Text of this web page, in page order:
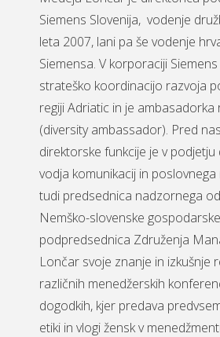
Siemens Slovenija, vodenje
leta 2007, lani pa še vodenje
Siemensa. V korporaciji
strateško koordinacijo razvoja
regiji Adriatic in je
(diversity ambassador). Pred
direktorske funkcije je v
vodja komunikacij in poslovnega
tudi predsednica nadzornega
Nemško-slovenske
podpredsednica Združenja
Lončar svoje znanje in izkušnje
različnih menedžerskih
dogodkih, kjer predava
etiki in vlogi žensk v